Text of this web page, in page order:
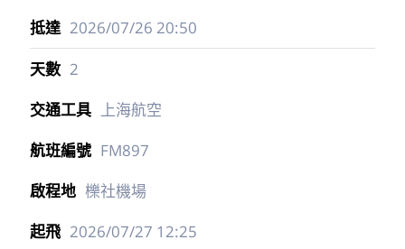
2026/07/26 20:50
2
上海航空
FM897
櫟社機場
2026/07/27 12:25